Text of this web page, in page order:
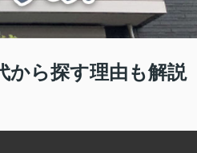
から探す理由も解説